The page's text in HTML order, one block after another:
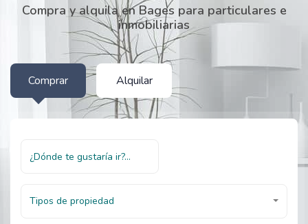
Compra y alquila en Bages para particulares e
inmobiliarias
Comprar Alquilar
Tipos de propiedad